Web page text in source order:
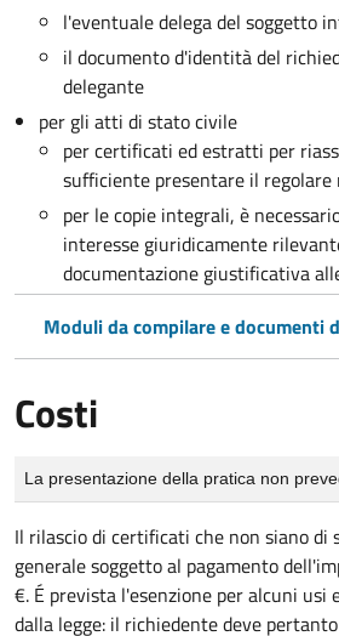
l'eventuale delega del soggetto
il documento d'identità del
delegante
per gli atti di stato civile
per certificati ed estratti per
sufficiente presentare il regolare
per le copie integrali, è
interesse giuridicamente
documentazione giustificativa
Moduli da compilare e documenti
Costi
La presentazione della pratica non
Il rilascio di certificati che non siano di
generale soggetto al pagamento
€. É prevista l'esenzione per alcuni usi
dalla legge: il richiedente deve